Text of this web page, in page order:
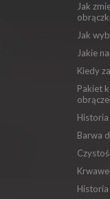
Jak
Jak
Jakie
Kiedy
Pakiet
Barwa
Historia